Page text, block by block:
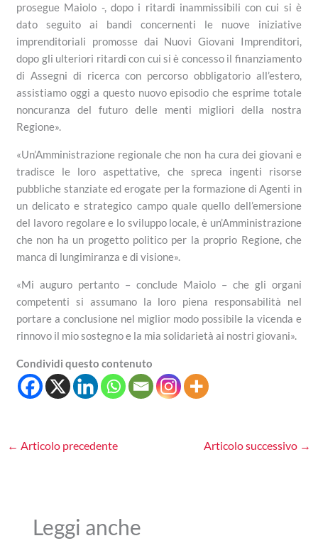
prosegue Maiolo -, dopo i ritardi inammissibili con cui si è
dato seguito ai bandi concernenti le nuove iniziative
imprenditoriali promosse dai Nuovi Giovani Imprenditori,
dopo gli ulteriori ritardi con cui si è concesso il finanziamento
di Assegni di ricerca con percorso obbligatorio all’estero,
assistiamo oggi a questo nuovo episodio che esprime totale
noncuranza del futuro delle menti migliori della nostra
Regione».
«Un’Amministrazione regionale che non ha cura dei giovani e
tradisce le loro aspettative, che spreca ingenti risorse
pubbliche stanziate ed erogate per la formazione di Agenti in
un delicato e strategico campo quale quello dell’emersione
del lavoro regolare e lo sviluppo locale, è un’Amministrazione
che non ha un progetto politico per la proprio Regione, che
manca di lungimiranza e di visione».
«Mi auguro pertanto – conclude Maiolo – che gli organi
competenti si assumano la loro piena responsabilità nel
portare a conclusione nel miglior modo possibile la vicenda e
rinnovo il mio sostegno e la mia solidarietà ai nostri giovani».
Condividi questo contenuto
← Articolo precedente Articolo successivo →
Leggi anche